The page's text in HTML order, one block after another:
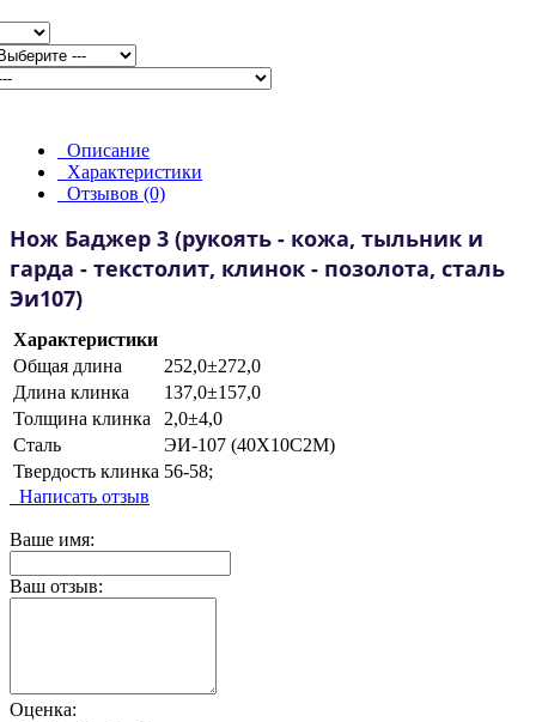
Описание
Характеристики
Отзывов (0)
Нож Баджер 3 (рукоять - кожа, тыльник и
гарда - текстолит, клинок - позолота, сталь
Эи107)
Характеристики
Общая длина
252,0±272,0
Длина клинка
137,0±157,0
Толщина клинка
2,0±4,0
Сталь
ЭИ-107 (40Х10С2М)
Твердость клинка 56-58;
Написать отзыв
Ваше имя:
Ваш отзыв:
Оценка: